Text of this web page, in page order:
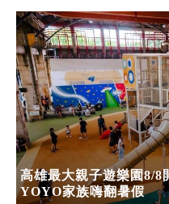
高雄最大親子遊樂園8/8
YOYO家族嗨翻暑假